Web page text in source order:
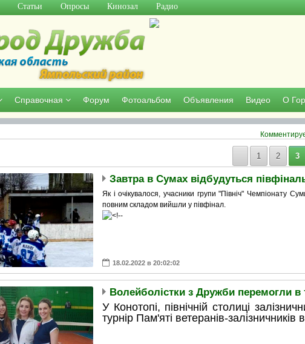
Статьи Опросы Кинозал Радио
Справочная Форум Фотоальбом Объявления Видео О
1 2 3
Як і очікувалося, учасники групи "Північ" Чемпіонату
повним складом вийшли у півфінал.
18.02.2022 в 20:02:02
Волейболістки з Дружби перемогли в
У Конотопі, північній столиці
турнір Пам'яті ветеранів-залізничників